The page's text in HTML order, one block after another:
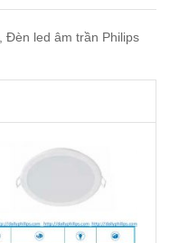
Đèn led âm trần Philips